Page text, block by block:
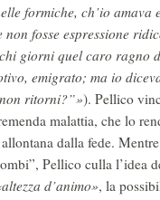
formiche, ch’io amava
non fosse espressione
giorni quel caro ragno
emigrato; ma io
ritorni?”»). Pellico
malattia, che lo
dalla fede.
Pellico culla l’idea
d’animo», la